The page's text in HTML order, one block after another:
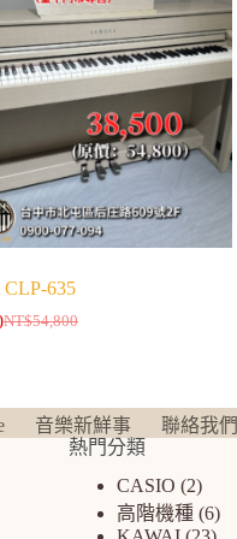
635
NT$54,800
音樂新鮮事
聯絡我們
熱門分類
CASIO
2
高階機種 6